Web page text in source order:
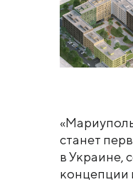
станет
в Украине,
концепции